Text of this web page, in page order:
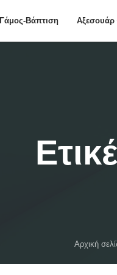
Γάμος-Βάπτιση Αξεσουάρ
Αρχική